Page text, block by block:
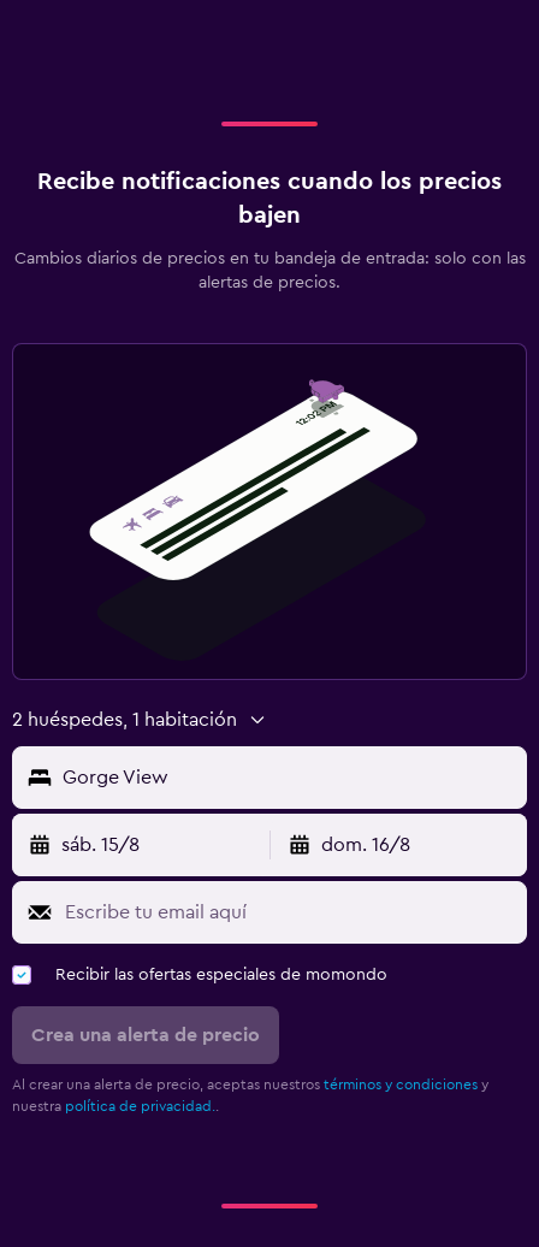
Recibe notificaciones cuando los precios
bajen
Cambios diarios de precios en tu bandeja de entrada: solo con las
alertas de precios.
2 huéspedes, 1 habitación
Gorge View
sáb. 15/8 dom. 16/8
Recibir las ofertas especiales de momondo
Crea una alerta de precio
Al crear una alerta de precio, aceptas nuestros términos y condiciones y
nuestra política de privacidad.